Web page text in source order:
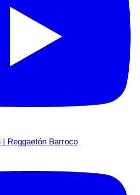
Reggaetón Barroco